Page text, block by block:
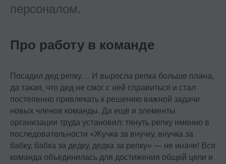
персоналом.
Про работу в команде
Посадил дед репку… И выросла репка больше плана,
да такая, что дед не смог с ней справиться и стал
постепенно привлекать к решению важной задачи
новых членов команды. Да ещё и элементы
организации труда установил: тянуть репку именно в
последовательности «Жучка за внучку, внучка за
бабку, бабка за дедку, дедка за репку» — не иначе! Вся
команда объединилась для достижения общей цели и